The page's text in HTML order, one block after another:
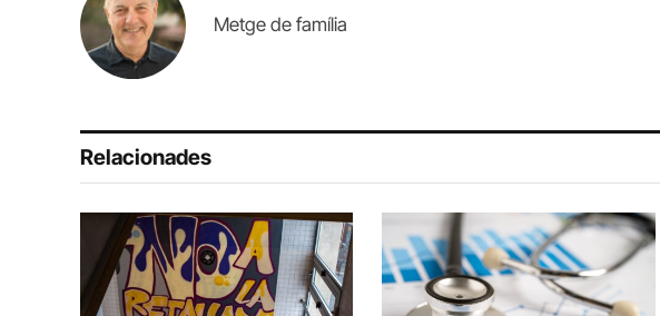
Metge de família
Relacionades